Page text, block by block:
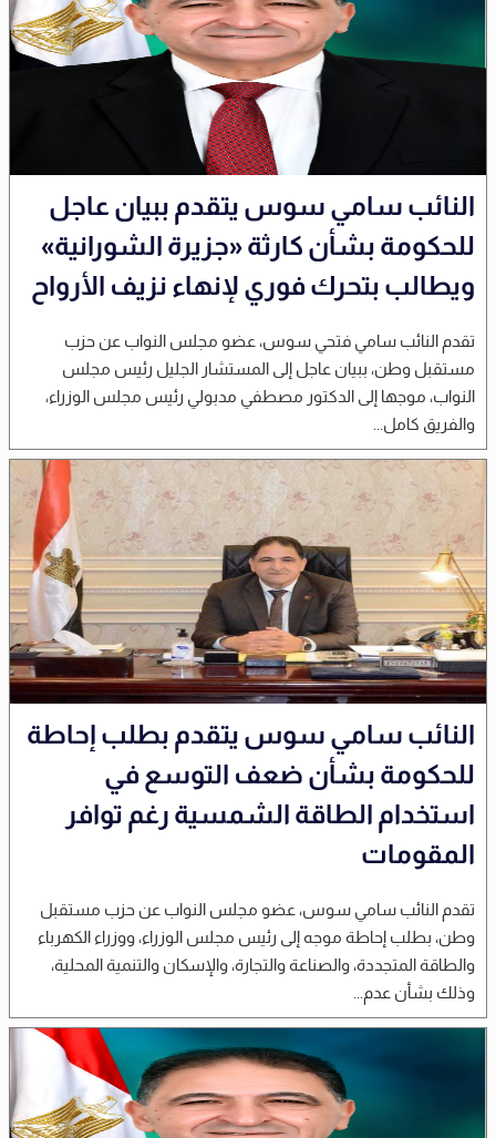
النائب سامي سوس يتقدم ببيان عاجل
للحكومة بشأن كارثة «جزيرة الشورانية»
ويطالب بتحرك فوري لإنهاء نزيف الأرواح
تقدم النائب سامي فتحي سوس، عضو مجلس النواب عن حزب
مستقبل وطن، ببيان عاجل إلى المستشار الجليل رئيس مجلس
النواب، موجها إلى الدكتور مصطفي مدبولي رئيس مجلس الوزراء،
والفريق كامل...
النائب سامي سوس يتقدم بطلب إحاطة
للحكومة بشأن ضعف التوسع في
استخدام الطاقة الشمسية رغم توافر
المقومات
تقدم النائب سامي سوس، عضو مجلس النواب عن حزب مستقبل
وطن، بطلب إحاطة موجه إلى رئيس مجلس الوزراء، ووزراء الكهرباء
والطاقة المتجددة، والصناعة والتجارة، والإسكان والتنمية المحلية،
وذلك بشأن عدم...